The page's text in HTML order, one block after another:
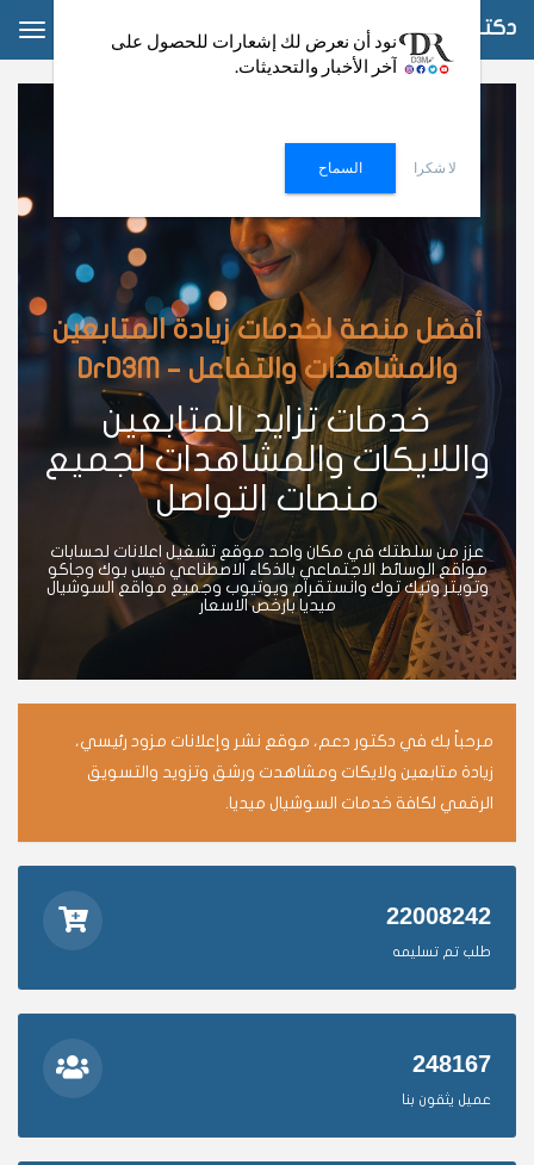
دكتور دعم
أفضل منصة لخدمات زيادة المتابعين
والمشاهدات والتفاعل – DrD3M
خدمات تزايد المتابعين
واللايكات والمشاهدات لجميع
منصات التواصل
عزز من سلطتك في مكان واحد موقع تشغيل اعلانات لحسابات
مواقع الوسائط الاجتماعي بالذكاء الاصطناعي فيس بوك وجاكو
وتويتر وتيك توك وانستقرام ويوتيوب وجميع مواقع السوشيال
ميديا بارخص الاسعار
مرحباً بك في دكتور دعم، موقع نشر وإعلانات مزود رئيسي،
زيادة متابعين ولايكات ومشاهدت ورشق وتزويد والتسويق
الرقمي لكافة خدمات السوشيال ميديا.
22008242
طلب تم تسليمه
248167
عميل يثقون بنا
نود أن نعرض لك إشعارات للحصول على
آخر الأخبار والتحديثات.
لا شكرا السماح